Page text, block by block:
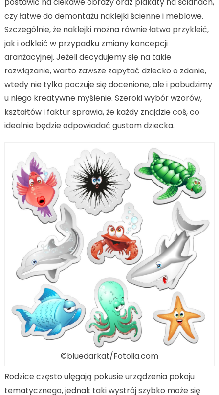
postawić na ciekawe obrazy oraz plakaty na ścianach,
czy łatwe do demontażu naklejki ścienne i meblowe.
Szczególnie, że naklejki można równie łatwo przykleić,
jak i odkleić w przypadku zmiany koncepcji
aranżacyjnej. Jeżeli decydujemy się na takie
rozwiązanie, warto zawsze zapytać dziecko o zdanie,
wtedy nie tylko poczuje się docenione, ale i pobudzimy
u niego kreatywne myślenie. Szeroki wybór wzorów,
kształtów i faktur sprawia, że każdy znajdzie coś, co
idealnie będzie odpowiadać gustom dziecka.
©bluedarkat/Fotolia.com
Rodzice często ulęgają pokusie urządzenia pokoju
tematycznego, jednak taki wystrój szybko może się